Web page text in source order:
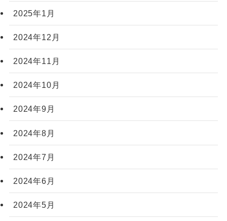
2025年1月
2024年12月
2024年11月
2024年10月
2024年9月
2024年8月
2024年7月
2024年6月
2024年5月